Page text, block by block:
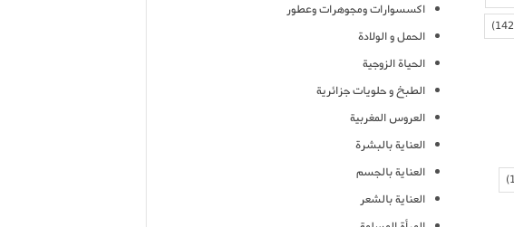
اكسسوارات ومجوهرات وعطور
الحمل و الولادة
الحياة الزوجية
الطبخ و حلويات جزائرية
العروس المغربية
العناية بالبشرة
العناية بالجسم
العناية بالشعر